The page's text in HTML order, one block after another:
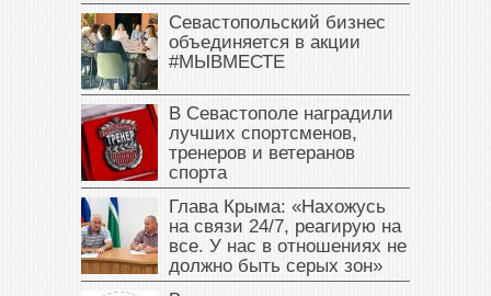
Севастопольский бизнес
объединяется в акции
#МЫВМЕСТЕ
В Севастополе наградили
лучших спортсменов,
тренеров и ветеранов
спорта
Глава Крыма: «Нахожусь
на связи 24/7, реагирую на
все. У нас в отношениях не
должно быть серых зон»